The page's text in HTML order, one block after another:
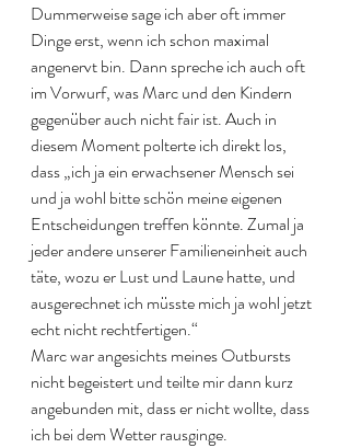
Dummerweise sage ich aber oft immer
Dinge erst, wenn ich schon maximal
angenervt bin. Dann spreche ich auch oft
im Vorwurf, was Marc und den Kindern
gegenüber auch nicht fair ist. Auch in
diesem Moment polterte ich direkt los,
dass „ich ja ein erwachsener Mensch sei
und ja wohl bitte schön meine eigenen
Entscheidungen treffen könnte. Zumal ja
jeder andere unserer Familieneinheit auch
täte, wozu er Lust und Laune hatte, und
ausgerechnet ich müsste mich ja wohl jetzt
echt nicht rechtfertigen.“
Marc war angesichts meines Outbursts
nicht begeistert und teilte mir dann kurz
angebunden mit, dass er nicht wollte, dass
ich bei dem Wetter rausginge.